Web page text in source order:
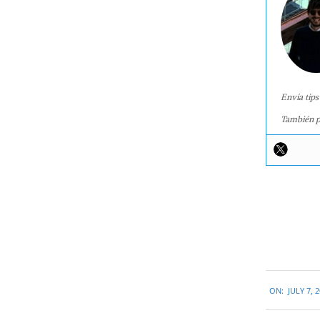
Envía
También
07-
07
ON: JULY 7,